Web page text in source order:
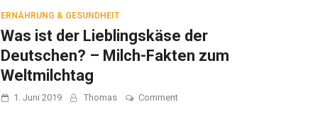
ERNÄHRUNG & GESUNDHEIT
Was ist der Lieblingskäse der
Deutschen? – Milch-Fakten zum
Weltmilchtag
1. Juni 2019 Thomas Commenton